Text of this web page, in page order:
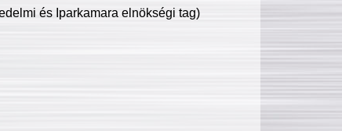
és Iparkamara elnökségi tag)